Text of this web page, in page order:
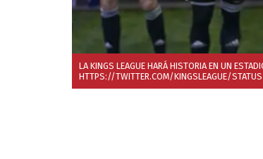
LA KINGS LEAGUE HARÁ HISTORIA EN UN
HTTPS://TWITTER.COM/KINGSLEAGUE/